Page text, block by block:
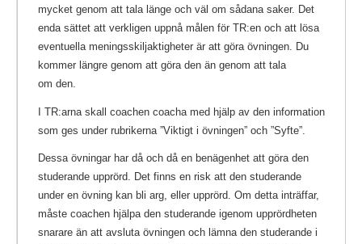
mycket genom att tala länge och väl om sådana saker. Det
enda sättet att verkligen uppnå målen för TR:en och att lösa
eventuella meningsskiljaktigheter är att göra övningen. Du
kommer längre genom att göra den än genom att tala
om den.
I TR:arna skall coachen coacha med hjälp av den information
som ges under rubrikerna ”Viktigt i övningen” och ”Syfte”.
Dessa övningar har då och då en benägenhet att göra den
studerande upprörd. Det finns en risk att den studerande
under en övning kan bli arg, eller upprörd. Om detta inträffar,
måste coachen hjälpa den studerande igenom upprördheten
snarare än att avsluta övningen och lämna den studerande i